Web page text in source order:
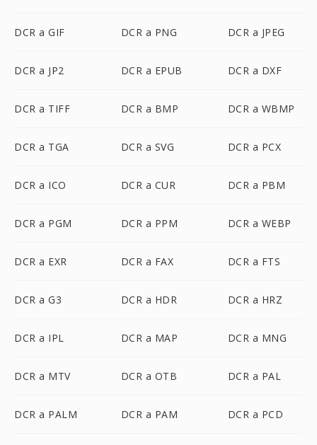
DCR a GIF DCR a PNG DCR a JPEG
DCR a JP2 DCR a EPUB DCR a DXF
DCR a TIFF DCR a BMP DCR a WBMP
DCR a TGA DCR a SVG DCR a PCX
DCR a ICO DCR a CUR DCR a PBM
DCR a PGM DCR a PPM DCR a WEBP
DCR a EXR DCR a FAX DCR a FTS
DCR a G3 DCR a HDR DCR a HRZ
DCR a IPL DCR a MAP DCR a MNG
DCR a MTV DCR a OTB DCR a PAL
DCR a PALM DCR a PAM DCR a PCD